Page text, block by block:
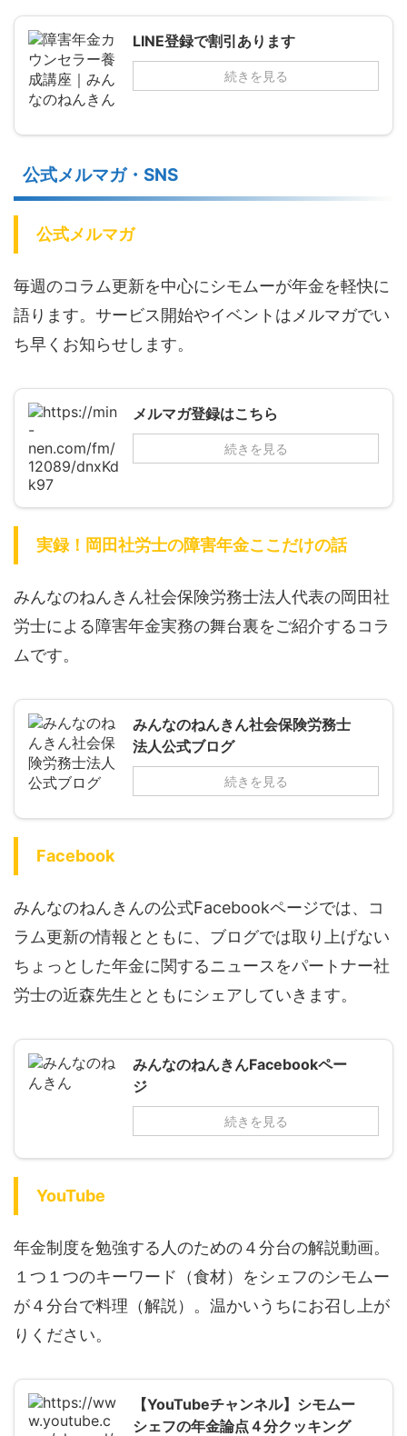
LINE登録で割引あります
続きを見る
公式メルマガ・SNS
公式メルマガ
毎週のコラム更新を中心にシモムーが年金を軽快に
語ります。サービス開始やイベントはメルマガでい
ち早くお知らせします。
メルマガ登録はこちら
続きを見る
実録！岡田社労士の障害年金ここだけの話
みんなのねんきん社会保険労務士法人代表の岡田社
労士による障害年金実務の舞台裏をご紹介するコラ
ムです。
みんなのねんきん社会保険労務士
法人公式ブログ
続きを見る
Facebook
みんなのねんきんの公式Facebookページでは、コ
ラム更新の情報とともに、ブログでは取り上げない
ちょっとした年金に関するニュースをパートナー社
労士の近森先生とともにシェアしていきます。
みんなのねんきんFacebookペー
ジ
続きを見る
YouTube
年金制度を勉強する人のための４分台の解説動画。
１つ１つのキーワード（食材） をシェフのシモムー
が４分台で料理（解説）。温かいうちにお召し上が
りください。
【YouTubeチャンネル】シモムー
シェフの年金論点４分クッキング